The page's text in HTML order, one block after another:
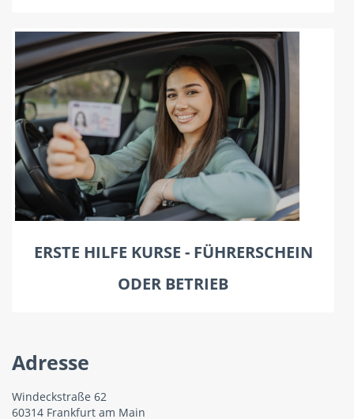
ERSTE HILFE KURSE - FÜHRERSCHEIN
ODER BETRIEB
Adresse
Windeckstraße 62
60314 Frankfurt am Main